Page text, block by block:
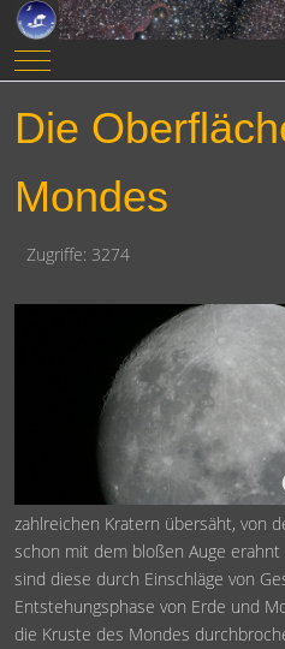
Mobile Menu Toggle
Die
Mondes
Zugriffe: 3274
zahlreichen Kratern übersäht, von
schon mit dem bloßen Auge
sind diese durch Einschläge von
Entstehungsphase von Erde und
die Kruste des Mondes